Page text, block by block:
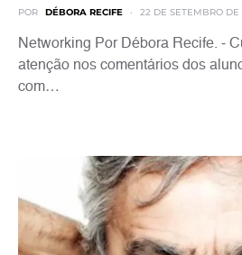
POR DÉBORA RECIFE 22 DE SETEMBRO DE
Networking Por Débora Recife. ⁃
atenção nos comentários dos
com…